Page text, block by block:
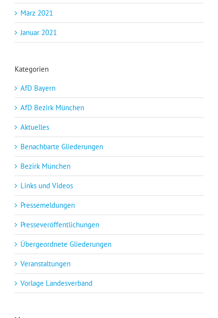
März 2021
Januar 2021
Kategorien
AfD Bayern
AfD Bezirk München
Aktuelles
Benachbarte Gliederungen
Bezirk München
Links und Videos
Pressemeldungen
Presseveröffentlichungen
Übergeordnete Gliederungen
Veranstaltungen
Vorlage Landesverband